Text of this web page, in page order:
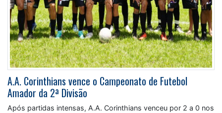
A.A. Corinthians vence o Campeonato de Futebol
Amador da 2ª Divisão
Após partidas intensas, A.A. Corinthians venceu por 2 a 0 nos